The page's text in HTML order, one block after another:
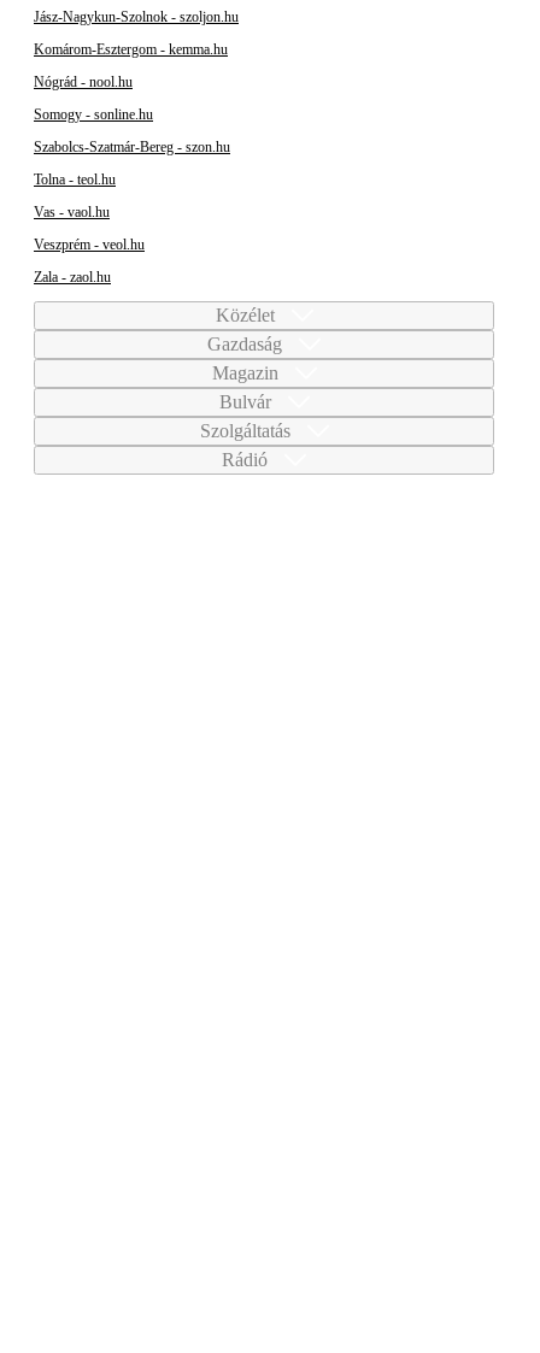
Jász-Nagykun-Szolnok - szoljon.hu
Komárom-Esztergom - kemma.hu
Nógrád - nool.hu
Somogy - sonline.hu
Szabolcs-Szatmár-Bereg - szon.hu
Tolna - teol.hu
Vas - vaol.hu
Veszprém - veol.hu
Zala - zaol.hu
Közélet
Gazdaság
Magazin
Bulvár
Szolgáltatás
Rádió